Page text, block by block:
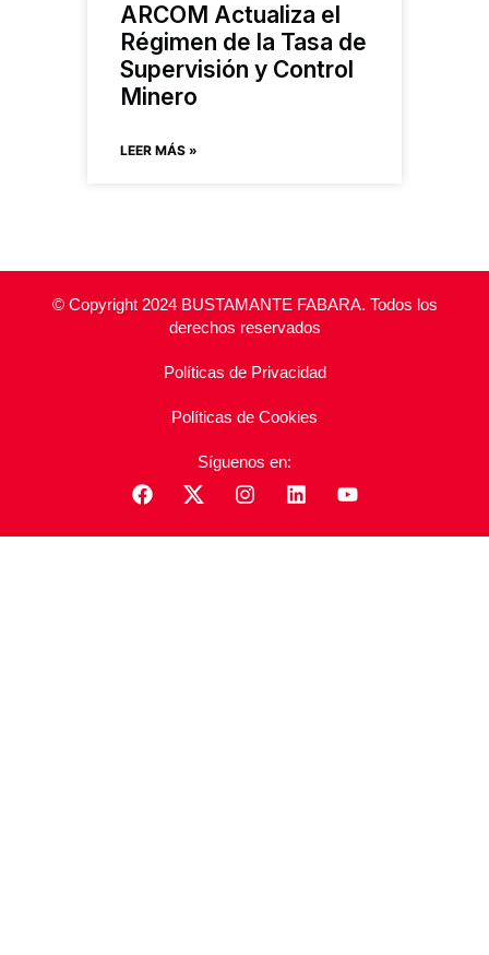
ARCOM Actualiza el
Régimen de la Tasa de
Supervisión y Control
Minero
LEER MÁS »
© Copyright 2024 BUSTAMANTE FABARA. Todos los
derechos reservados
Políticas de Privacidad
Políticas de Cookies
Síguenos en: